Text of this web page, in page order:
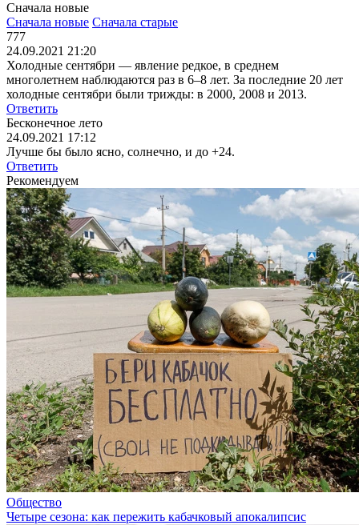
Сначала новые
Сначала новые Сначала старые
777
24.09.2021 21:20
Холодные сентябри — явление редкое, в среднем
многолетнем наблюдаются раз в 6–8 лет. За последние 20 лет
холодные сентябри были трижды: в 2000, 2008 и 2013.
Ответить
Бесконечное лето
24.09.2021 17:12
Лучше бы было ясно, солнечно, и до +24.
Ответить
Рекомендуем
Общество
Четыре сезона: как пережить кабачковый апокалипсис